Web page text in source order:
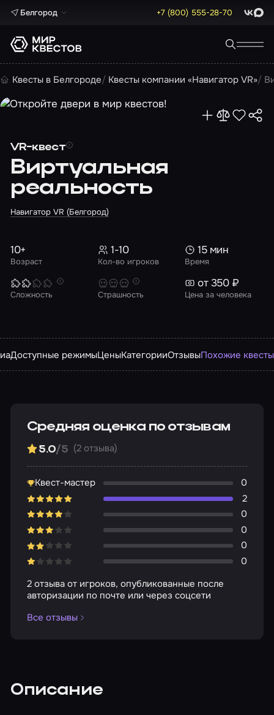
Белгород +7 (800) 555-28-70 Max
Квесты в Белгороде Квесты компании «Навигатор VR»
VR-квест
Виртуальная
реальность
Навигатор VR (Белгород)
Возраст
10+
Кол-во игроков
1-10
Время
15 мин
Сложность Страшность Цена за человека
от 350 ₽
Доступные режимыЦеныКатегорииОтзывыПохожие квесты
Средняя оценка по отзывам
5.0/5 (2 отзыва)
Квест-мастер
0
2
0
0
0
0
2 отзыва от игроков, опубликованные после
авторизации по почте или через соцсети
Все отзывы
Описание